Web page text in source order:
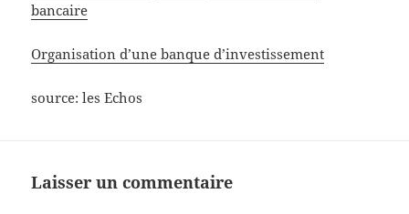
bancaire
Organisation d’une banque d’investissement
source: les Echos
Laisser un commentaire